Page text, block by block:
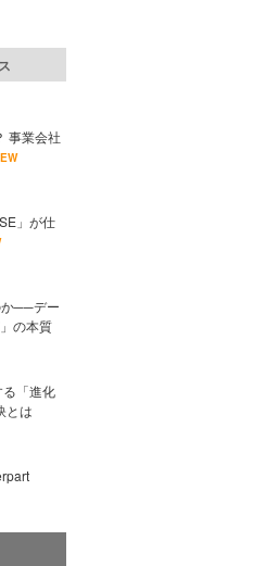
事業会社
」が仕
か──デー
の本質
「進化
とは